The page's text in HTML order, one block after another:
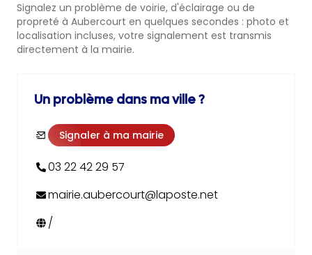
Signalez un problème de voirie, d'éclairage ou de
propreté à Aubercourt en quelques secondes : photo et
localisation incluses, votre signalement est transmis
directement à la mairie.
Un problème dans ma ville ?
Signaler à ma mairie
03 22 42 29 57
mairie.aubercourt@laposte.net
/